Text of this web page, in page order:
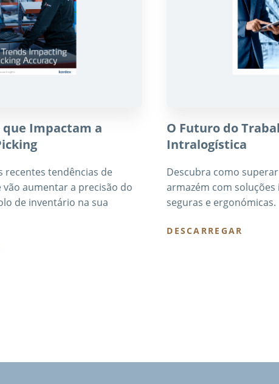
que Impactam a
recentes tendências de
aumentar a precisão do
de inventário na sua
O Futuro do
Intralogística
Descubra como
armazém com
seguras e ergonómicas.
DESCARREGAR